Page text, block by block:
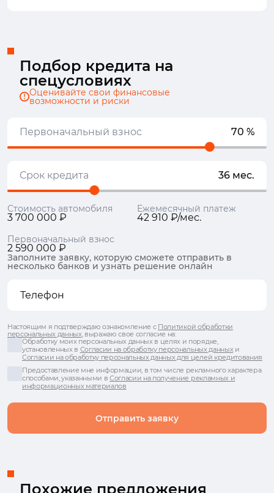
Подбор кредита на
спецусловиях
Оценивайте свои финансовые
возможности и риски
Первоначальный взнос 70 %
Срок кредита 36 мес.
Стоимость автомобиля
3 700 000 ₽
Ежемесячный платеж
42 910 ₽/мес.
Первоначальный взнос
2 590 000 ₽
Заполните заявку, которую сможете отправить в
несколько банков и узнать решение онлайн
Отправить заявку
Настоящим я подтверждаю ознакомление с Политикой обработки
персональных данных, выражаю свое согласие на:
Обработку моих персональных данных в целях и порядке,
установленных в Согласии на обработку персональных данныхи
Согласии на обработку персональных данных для целей кредитования
Предоставление мне информации, в том числе рекламного характера
способами, указанными вСогласии на получение рекламных и
информационных материалов
Похожие предложения